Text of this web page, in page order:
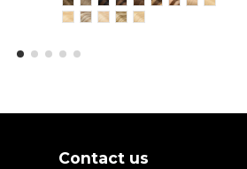
Contact us